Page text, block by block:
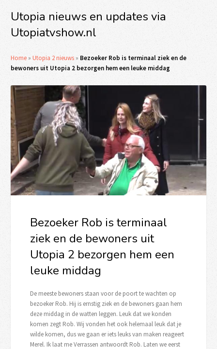
Utopia nieuws en updates via
Utopiatvshow.nl
Home »Utopia 2 nieuws » Bezoeker Rob is terminaal ziek en de
bewoners uit Utopia 2 bezorgen hem een leuke middag
Bezoeker Rob is terminaal
ziek en de bewoners uit
Utopia 2 bezorgen hem een
leuke middag
De meeste bewoners staan voor de poort te wachten op
bezoeker Rob. Hij is ernstig ziek en de bewoners gaan hem
deze middag in de watten leggen. Leuk dat we konden
komen zegt Rob. Wij vonden het ook helemaal leuk dat je
wilde komen, dus we gaan er iets leuks van maken reageert
Merel. Ik laat me Verrassen antwoordt Rob. Laten we eerst